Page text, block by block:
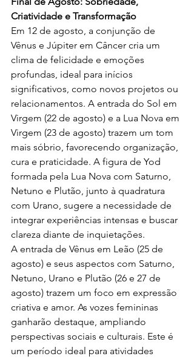
Criatividade e Transformação
Em 12 de agosto, a conjunção de
Vênus e Júpiter em Câncer cria um
clima de felicidade e emoções
profundas, ideal para inícios
significativos, como novos projetos ou
relacionamentos. A entrada do Sol em
Virgem (22 de agosto) e a Lua Nova em
Virgem (23 de agosto) trazem um tom
mais sóbrio, favorecendo organização,
cura e praticidade. A figura de Yod
formada pela Lua Nova com Saturno,
Netuno e Plutão, junto à quadratura
com Urano, sugere a necessidade de
integrar experiências intensas e buscar
clareza diante de inquietações.
A entrada de Vênus em Leão (25 de
agosto) e seus aspectos com Saturno,
Netuno, Urano e Plutão (26 e 27 de
agosto) trazem um foco em expressão
criativa e amor. As vozes femininas
ganharão destaque, ampliando
perspectivas sociais e culturais. Este é
um período ideal para atividades